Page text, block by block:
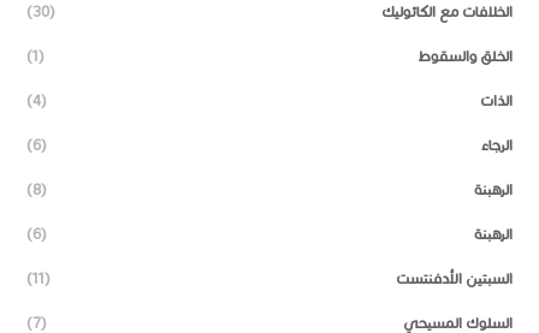
الخلافات مع الكاثوليك (30)
الخلق والسقوط (1)
الذات (4)
الرجاء (6)
الرهبنة (8)
الرهبنة (6)
السبتين الأدفنتست (11)
السلوك المسيحي (7)